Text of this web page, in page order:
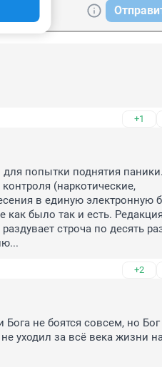
+1
для попытки поднятия паники.
(наркотические,
в единую электронную
как было так и есть. Редакция
строча по десять
+2
не боятся совсем, но Бог
уходил за всё века жизни